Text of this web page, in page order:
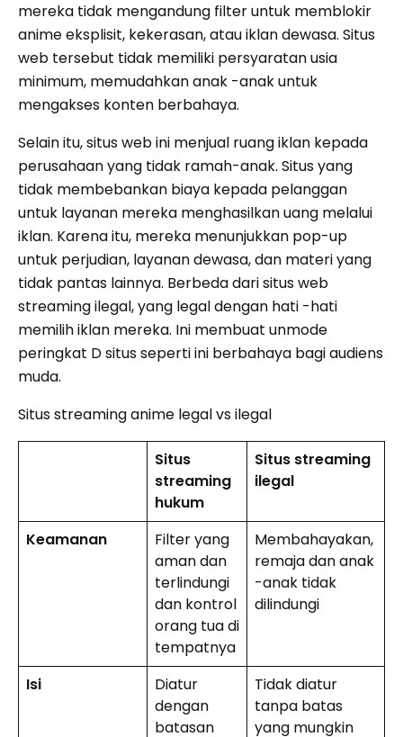
mereka tidak mengandung filter untuk memblokir
anime eksplisit, kekerasan, atau iklan dewasa. Situs
web tersebut tidak memiliki persyaratan usia
minimum, memudahkan anak -anak untuk
mengakses konten berbahaya.
Selain itu, situs web ini menjual ruang iklan kepada
perusahaan yang tidak ramah-anak. Situs yang
tidak membebankan biaya kepada pelanggan
untuk layanan mereka menghasilkan uang melalui
iklan. Karena itu, mereka menunjukkan pop-up
untuk perjudian, layanan dewasa, dan materi yang
tidak pantas lainnya. Berbeda dari situs web
streaming ilegal, yang legal dengan hati -hati
memilih iklan mereka. Ini membuat unmode
peringkat D situs seperti ini berbahaya bagi audiens
muda.
Situs streaming anime legal vs ilegal
Situs
streaming
hukum
Situs streaming
ilegal
Keamanan
Filter yang
aman dan
terlindungi
dan kontrol
orang tua di
tempatnya
Membahayakan,
remaja dan anak
-anak tidak
dilindungi
Isi
Diatur
dengan
batasan
Tidak diatur
tanpa batas
yang mungkin